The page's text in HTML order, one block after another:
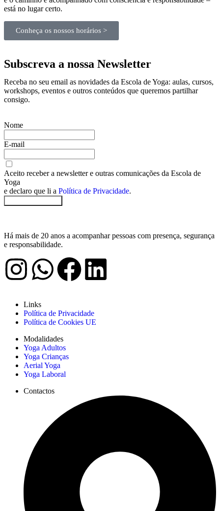
está no lugar certo.
Conheça os nossos horários >
Subscreva a nossa Newsletter
Receba no seu email as novidades da Escola de Yoga: aulas, cursos,
workshops, eventos e outros conteúdos que queremos partilhar
consigo.
Nome
E-mail
Aceito receber a newsletter e outras comunicações da Escola de
Yoga
e declaro que li a Política de Privacidade.
Há mais de 20 anos a acompanhar pessoas com presença, segurança
e responsabilidade.
Links
Política de Privacidade
Política de Cookies UE
Modalidades
Yoga Adultos
Yoga Crianças
Aerial Yoga
Yoga Laboral
Contactos